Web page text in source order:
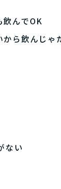
飲んでOK
ら飲んじゃ
ない